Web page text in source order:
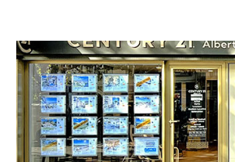
CENTURY 21
8 boulevard
ANTIBES -